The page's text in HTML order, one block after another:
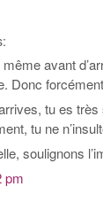
avant
Donc
tu es
tu ne
soulignons
pm